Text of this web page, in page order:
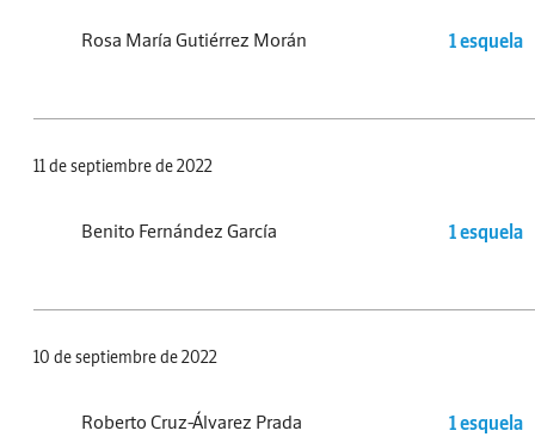
Rosa María Gutiérrez Morán 1 esquela
11 de septiembre de 2022
Benito Fernández García 1 esquela
10 de septiembre de 2022
Roberto Cruz-Álvarez Prada 1 esquela